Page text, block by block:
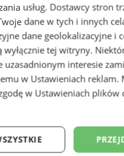
usług. Dostawcy stron
dane w tych i innych
dane geolokalizacyjne i
tej witryny.
uzasadnionym interesie
w Ustawieniach reklam.
w Ustawieniach plików